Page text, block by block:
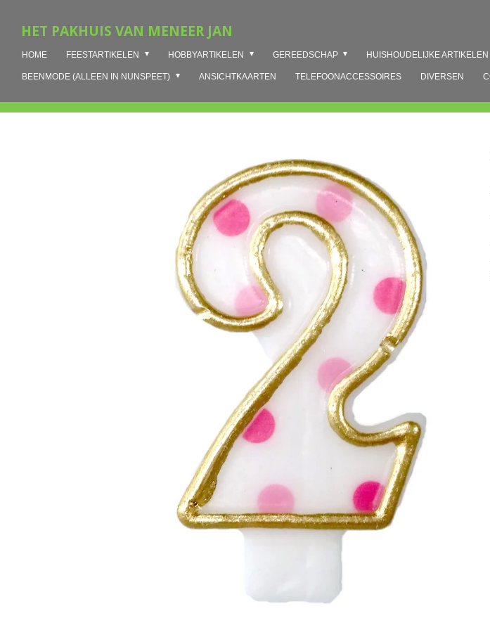
direct
hoofdinhoud
HET PAKHUIS VAN MENEER JAN
HOME FEESTARTIKELEN HOBBYARTIKELEN GEREEDSCHAP HUISHOUDELIJKE ARTIKELEN
BEENMODE (ALLEEN IN NUNSPEET) ANSICHTKAARTEN TELEFOONACCESSOIRES DIVERSEN